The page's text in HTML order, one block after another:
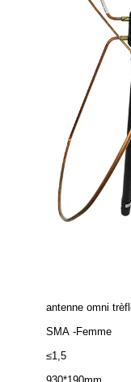
antenne omni
SMA -Femme
≤1,5